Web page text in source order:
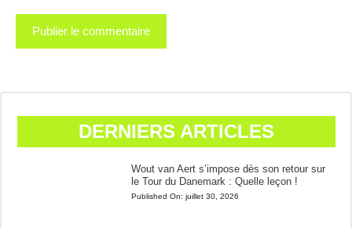
DERNIERS ARTICLES
Wout van Aert s’impose dès son retour sur
le Tour du Danemark : Quelle leçon !
Published On: juillet 30, 2026